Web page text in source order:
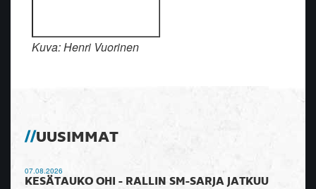
Kuva: Henri Vuorinen
UUSIMMAT
07.08.2026
KESÄTAUKO OHI - RALLIN SM-SARJA JATKUU